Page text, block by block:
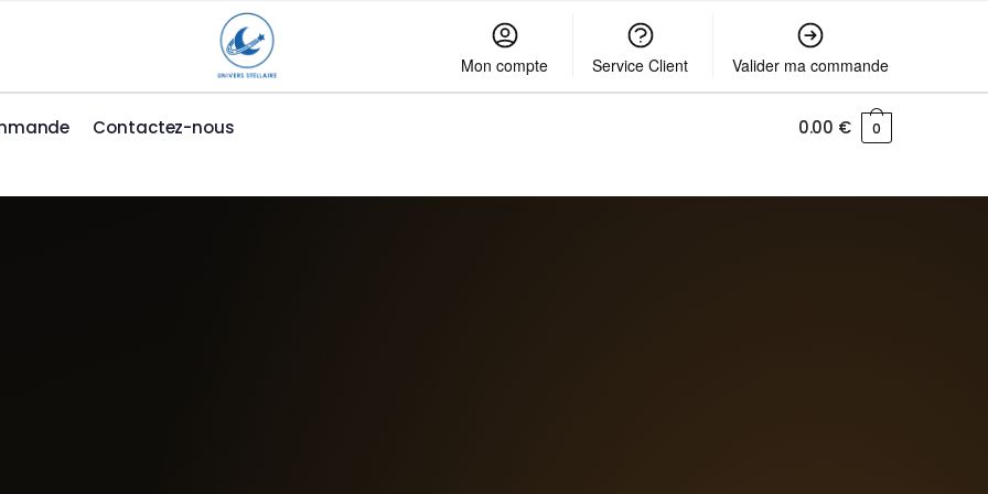
Mon compte Service Client Valider ma commande
Contactez-nous 0.00 € 0